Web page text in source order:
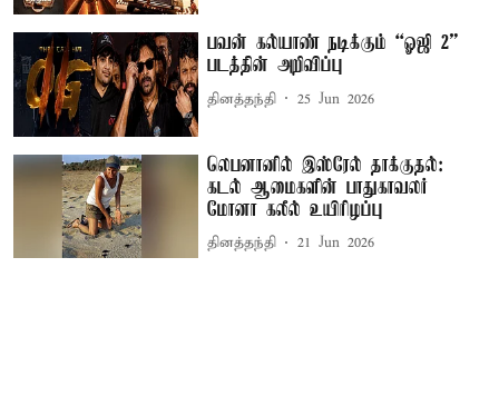
பவன் கல்யாண் நடிக்கும் “ஓஜி 2”
படத்தின் அறிவிப்பு
தினத்தந்தி 25 Jun 2026
லெபனானில் இஸ்ரேல் தாக்குதல்:
கடல் ஆமைகளின் பாதுகாவலர்
மோனா கலீல் உயிரிழப்பு
தினத்தந்தி 21 Jun 2026